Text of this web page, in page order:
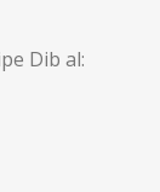
Dib al: